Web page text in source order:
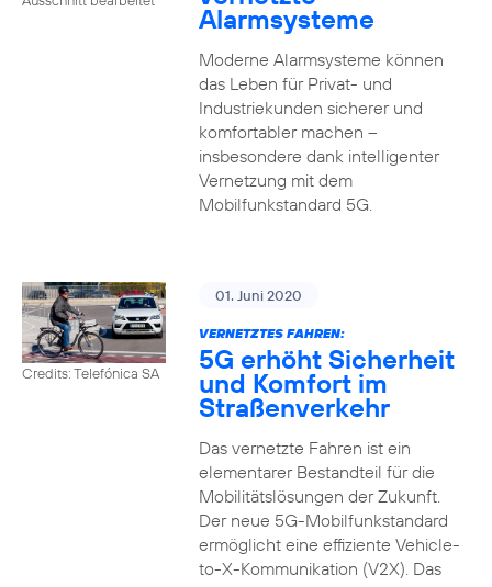
Alarmsysteme
Moderne Alarmsysteme können
das Leben für Privat- und
Industriekunden sicherer und
komfortabler machen –
insbesondere dank intelligenter
Vernetzung mit dem
Mobilfunkstandard 5G.
Credits: Telefónica SA
01. Juni 2020
VERNETZTES FAHREN:
5G erhöht Sicherheit
und Komfort im
Straßenverkehr
Das vernetzte Fahren ist ein
elementarer Bestandteil für die
Mobilitätslösungen der Zukunft.
Der neue 5G-Mobilfunkstandard
ermöglicht eine effiziente Vehicle-
to-X-Kommunikation (V2X). Das